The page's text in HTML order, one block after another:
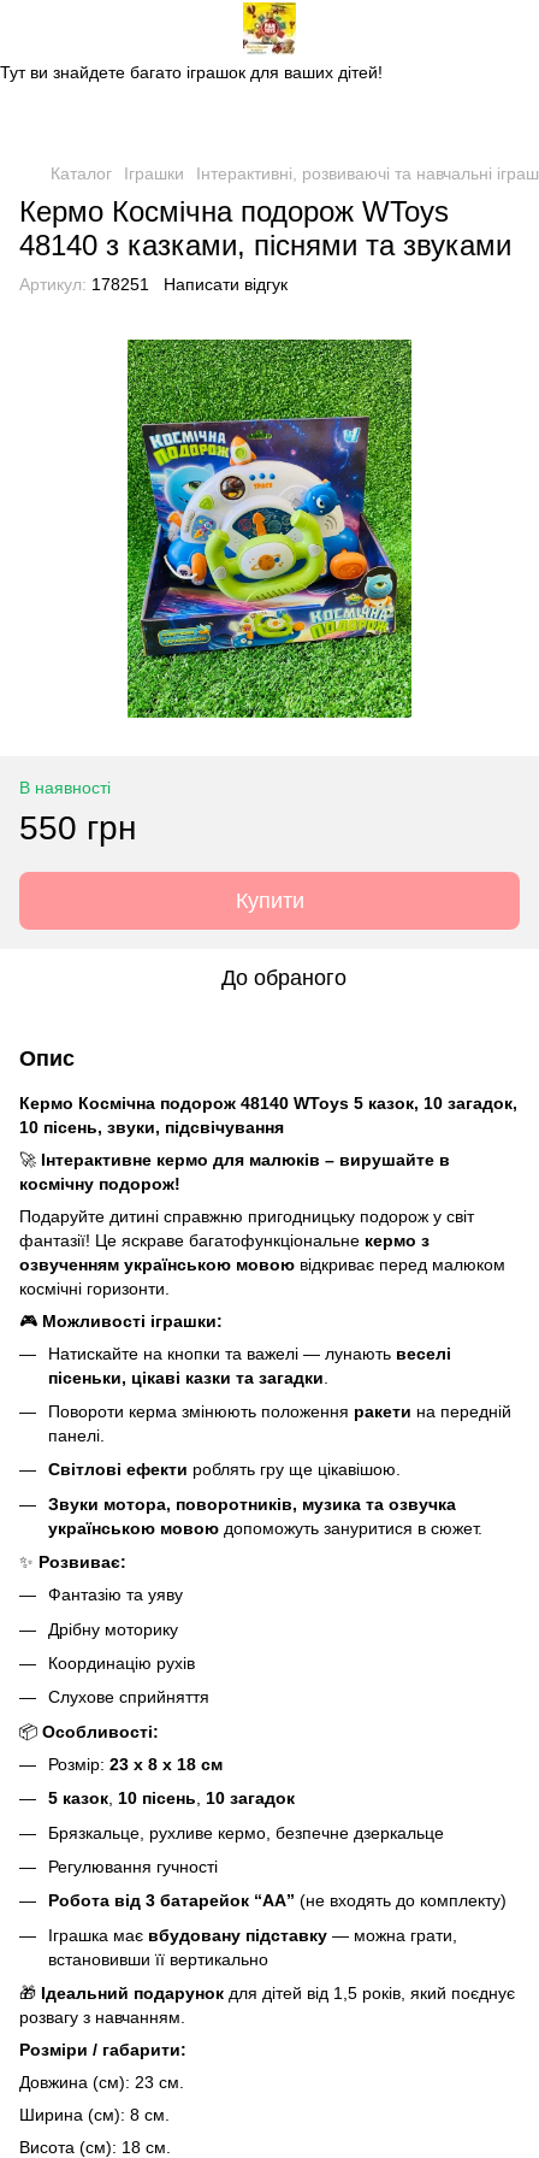
Магазин дитячих іграшок
Тут ви знайдете багато іграшок для ваших дітей!
Каталог Іграшки Інтерактивні, розвиваючі та навчальні
Кермо Космічна подорож WToys
48140 з казками, піснями та звуками
Артикул: 178251 Написати відгук
В наявності
550 грн
Купити
До обраного
Опис
Кермо Космічна подорож 48140 WToys 5 казок, 10 загадок,
10 пісень, звуки, підсвічування
🚀 Інтерактивне кермо для малюків – вирушайте в
космічну подорож!
Подаруйте дитині справжню пригодницьку подорож у світ
фантазії! Це яскраве багатофункціональне кермо з
озвученням українською мовою відкриває перед малюком
космічні горизонти.
🎮 Можливості іграшки:
Натискайте на кнопки та важелі — лунають веселі
пісеньки, цікаві казки та загадки
Повороти керма змінюють положення ракети на передній
панелі.
Світлові ефекти роблять гру ще цікавішою.
Звуки мотора, поворотників, музика та озвучка
українською мовою допоможуть зануритися в сюжет.
✨ Розвиває:
Фантазію та уяву
Дрібну моторику
Координацію рухів
Слухове сприйняття
📦 Особливості:
Розмір: 23 х 8 х 18 см
5 казок 10 пісень
10 загадок
Брязкальце, рухливе кермо, безпечне дзеркальце
Регулювання гучності
Робота від 3 батарейок “АА” (не входять до комплекту)
Іграшка має вбудовану підставку — можна грати,
встановивши її вертикально
🎁 Ідеальний подарунок для дітей від 1,5 років, який поєднує
розвагу з навчанням.
Розміри / габарити:
Довжина (см): 23 см.
Ширина (см): 8 см.
Висота (см): 18 см.